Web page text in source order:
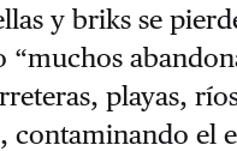
y briks se
“muchos
playas,
contaminando el